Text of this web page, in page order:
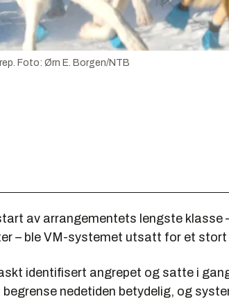
Foto: Ørn E. Borgen/NTB
av arrangementets lengste klasse
– ble VM-systemet utsatt for et
identifisert angrepet og satte i
nedetiden betydelig, og